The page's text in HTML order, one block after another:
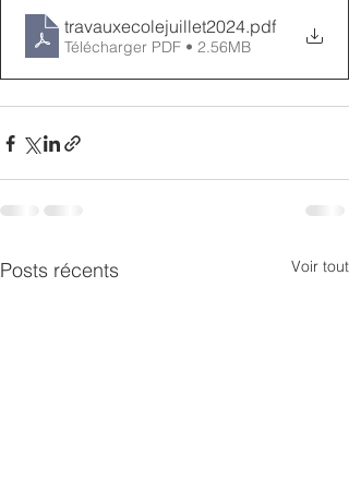
travauxecolejuillet2024.pdf
Télécharger PDF • 2.56MB
Posts récents Voir tout